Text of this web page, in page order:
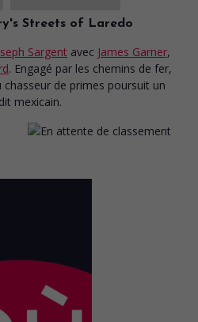
Streets of Laredo
Sargent avec James Garner,
. Engagé par les chemins de fer,
chasseur de primes poursuit un
mexicain.